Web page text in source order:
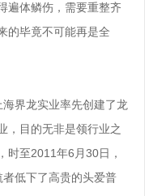
遍体鳞伤，需要重整齐
的毕竟不可能再是全
界龙实业率先创建了龙
，目的无非是领行业之
时至2011年6月30日，
低下了高贵的头爱普